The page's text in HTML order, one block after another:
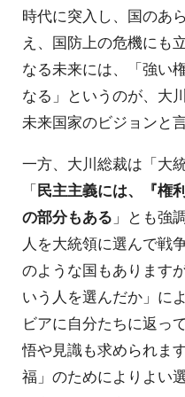
時代に突入し、国のあ
え、国防上の危機にも
なる未来には、「強い
なる」というのが、大
未来国家のビジョンと
一方、大川総裁は「大
「民主主義には、『権
の部分もある 」とも強
人を大統領に選んで戦
のような国もあります
いう人を選んだか」に
ビアに自分たちに返っ
悟や見識も求められま
福」のためによりよい